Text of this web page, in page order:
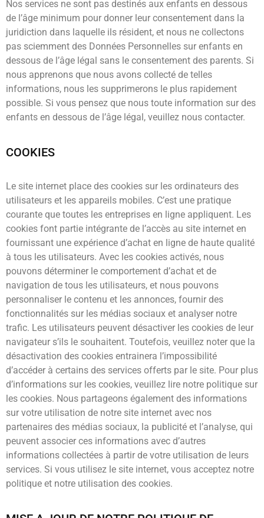
Nos services ne sont pas destinés aux enfants en dessous
de l’âge minimum pour donner leur consentement dans la
juridiction dans laquelle ils résident, et nous ne collectons
pas sciemment des Données Personnelles sur enfants en
dessous de l’âge légal sans le consentement des parents. Si
nous apprenons que nous avons collecté de telles
informations, nous les supprimerons le plus rapidement
possible. Si vous pensez que nous toute information sur des
enfants en dessous de l’âge légal, veuillez nous contacter.
COOKIES
Le site internet place des cookies sur les ordinateurs des
utilisateurs et les appareils mobiles. C’est une pratique
courante que toutes les entreprises en ligne appliquent. Les
cookies font partie intégrante de l’accès au site internet en
fournissant une expérience d’achat en ligne de haute qualité
à tous les utilisateurs. Avec les cookies activés, nous
pouvons déterminer le comportement d’achat et de
navigation de tous les utilisateurs, et nous pouvons
personnaliser le contenu et les annonces, fournir des
fonctionnalités sur les médias sociaux et analyser notre
trafic. Les utilisateurs peuvent désactiver les cookies de leur
navigateur s’ils le souhaitent. Toutefois, veuillez noter que la
désactivation des cookies entrainera l’impossibilité
d’accéder à certains des services offerts par le site. Pour plus
d’informations sur les cookies, veuillez lire notre politique sur
les cookies. Nous partageons également des informations
sur votre utilisation de notre site internet avec nos
partenaires des médias sociaux, la publicité et l’analyse, qui
peuvent associer ces informations avec d’autres
informations collectées à partir de votre utilisation de leurs
services. Si vous utilisez le site internet, vous acceptez notre
politique et notre utilisation des cookies.